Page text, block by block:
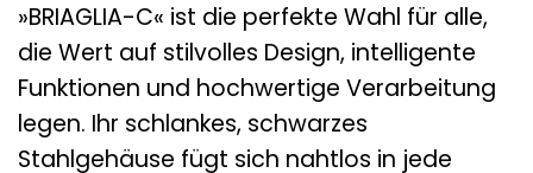
»BRIAGLIA-C« ist die perfekte Wahl für alle,
die Wert auf stilvolles Design, intelligente
Funktionen und hochwertige Verarbeitung
legen. Ihr schlankes, schwarzes
Stahlgehäuse fügt sich nahtlos in jede